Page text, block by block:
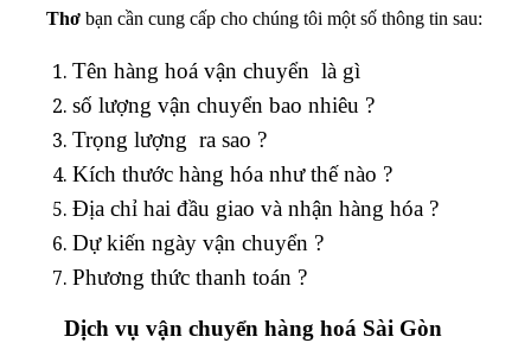
Thơ bạn cần cung cấp cho chúng tôi một số thông tin sau:
Tên hàng hoá vận chuyển là gì
số lượng vận chuyển bao nhiêu ?
Trọng lượng ra sao ?
Kích thước hàng hóa như thế nào ?
Địa chỉ hai đầu giao và nhận hàng hóa ?
Dự kiến ngày vận chuyển ?
Phương thức thanh toán ?
Dịch vụ vận chuyển hàng hoá Sài Gòn